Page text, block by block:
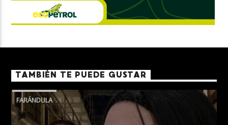
TAMBIÉN TE PUEDE GUSTAR
FARÁNDULA